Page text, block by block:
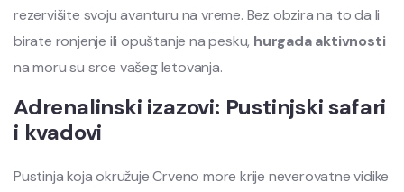
rezervišite svoju avanturu na vreme. Bez obzira na to da li
birate ronjenje ili opuštanje na pesku, hurgada aktivnosti
na moru su srce vašeg letovanja.
Adrenalinski izazovi: Pustinjski safari
i kvadovi
Pustinja koja okružuje Crveno more krije neverovatne vidike